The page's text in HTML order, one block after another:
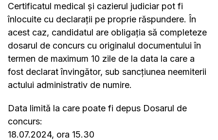
Certificatul medical și cazierul judiciar pot fi
înlocuite cu declarații pe proprie răspundere. În
acest caz, candidatul are obligația să completeze
dosarul de concurs cu originalul documentului în
termen de maximum 10 zile de la data la care a
fost declarat învingător, sub sancțiunea neemiterii
actului administrativ de numire.
Data limită la care poate fi depus Dosarul de
concurs:
18.07.2024, ora 15.30